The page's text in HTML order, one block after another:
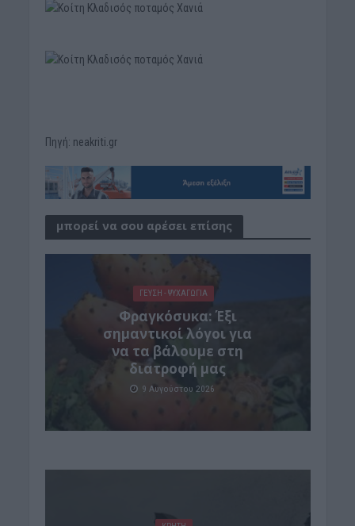
Πηγή: neakriti.gr
μπορεί να σου αρέσει επίσης
ΓΕΎΣΗ - ΨΥΧΑΓΩΓΊΑ
Φραγκόσυκα: Έξι
σημαντικοί λόγοι για
να τα βάλουμε στη
διατροφή μας
9 Αυγούστου 2026